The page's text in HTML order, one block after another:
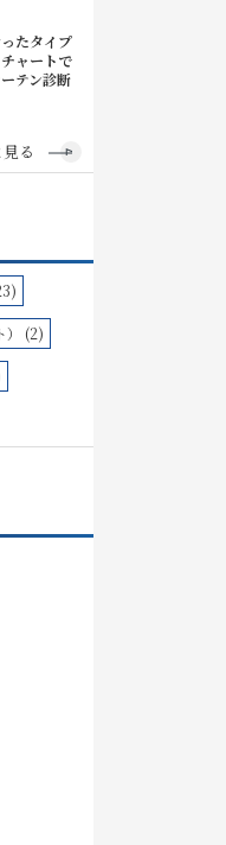
たタイプ
ャートで
テン診断
る
） (2)